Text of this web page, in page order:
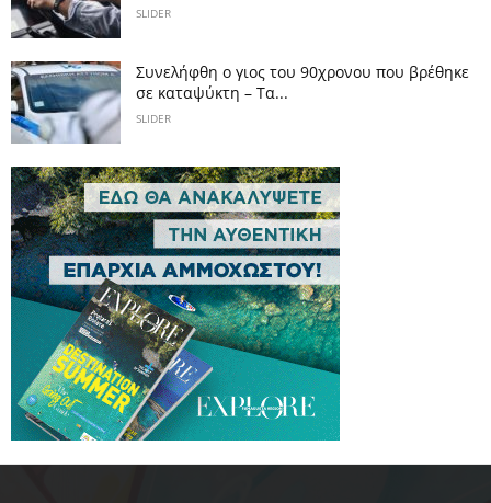
SLIDER
Συνελήφθη ο γιος του 90χρονου που βρέθηκε
σε καταψύκτη – Τα...
SLIDER